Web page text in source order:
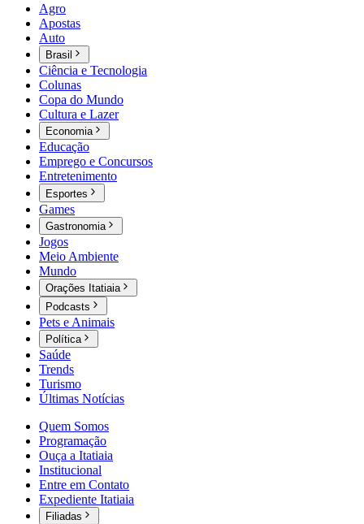
Agro
Apostas
Auto
Brasil
Ciência e Tecnologia
Colunas
Copa do Mundo
Cultura e Lazer
Economia
Educação
Emprego e Concursos
Entretenimento
Esportes
Games
Gastronomia
Jogos
Meio Ambiente
Mundo
Orações Itatiaia
Podcasts
Pets e Animais
Política
Saúde
Trends
Turismo
Últimas Notícias
Quem Somos
Programação
Ouça a Itatiaia
Institucional
Entre em Contato
Expediente Itatiaia
Filiadas